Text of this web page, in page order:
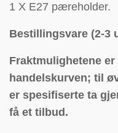
1 X E27 pæreholder.
Bestillingsvare (2-3
Fraktmulighetene
handelskurven; til
er spesifiserte ta
få et tilbud.